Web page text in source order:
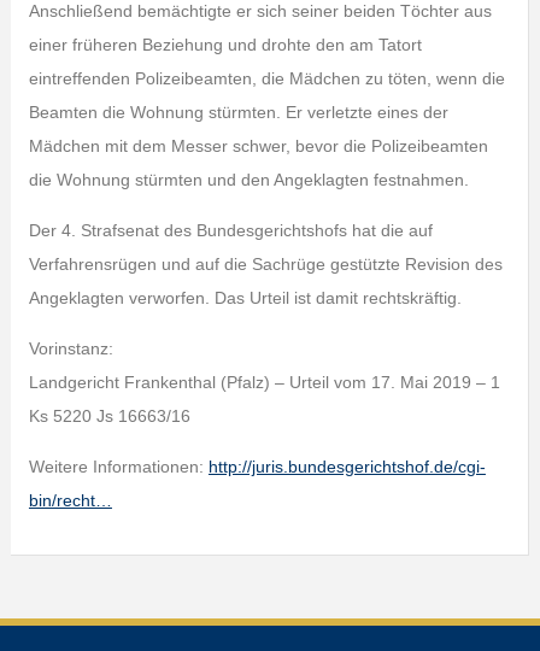
Anschließend bemächtigte er sich seiner beiden Töchter aus
einer früheren Beziehung und drohte den am Tatort
eintreffenden Polizeibeamten, die Mädchen zu töten, wenn die
Beamten die Wohnung stürmten. Er verletzte eines der
Mädchen mit dem Messer schwer, bevor die Polizeibeamten
die Wohnung stürmten und den Angeklagten festnahmen.
Der 4. Strafsenat des Bundesgerichtshofs hat die auf
Verfahrensrügen und auf die Sachrüge gestützte Revision des
Angeklagten verworfen. Das Urteil ist damit rechtskräftig.
Vorinstanz:
Landgericht Frankenthal (Pfalz) – Urteil vom 17. Mai 2019 – 1
Ks 5220 Js 16663/16
Weitere Informationen: http://juris.bundesgerichtshof.de/cgi-
bin/recht…